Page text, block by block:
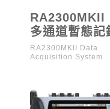
RA2300MKII
多通道暫態記
（已停產）
RA2300MKII Data
Acquisition System